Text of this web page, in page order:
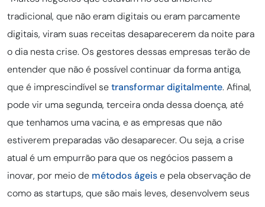
tradicional, que não eram digitais ou eram parcamente
digitais, viram suas receitas desaparecerem da noite para
o dia nesta crise. Os gestores dessas empresas terão de
entender que não é possível continuar da forma antiga,
que é imprescindível setransformar digitalmente. Afinal,
pode vir uma segunda, terceira onda dessa doença, até
que tenhamos uma vacina, e as empresas que não
estiverem preparadas vão desaparecer. Ou seja, a crise
atual é um empurrão para que os negócios passem a
inovar, por meio de métodos ágeise pela observação de
como as startups, que são mais leves, desenvolvem seus